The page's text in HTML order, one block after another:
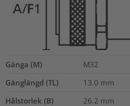
Gänga (M)
M32
Gänglängd (TL)
13.0 mm
Hålstorlek (B)
26.2 mm